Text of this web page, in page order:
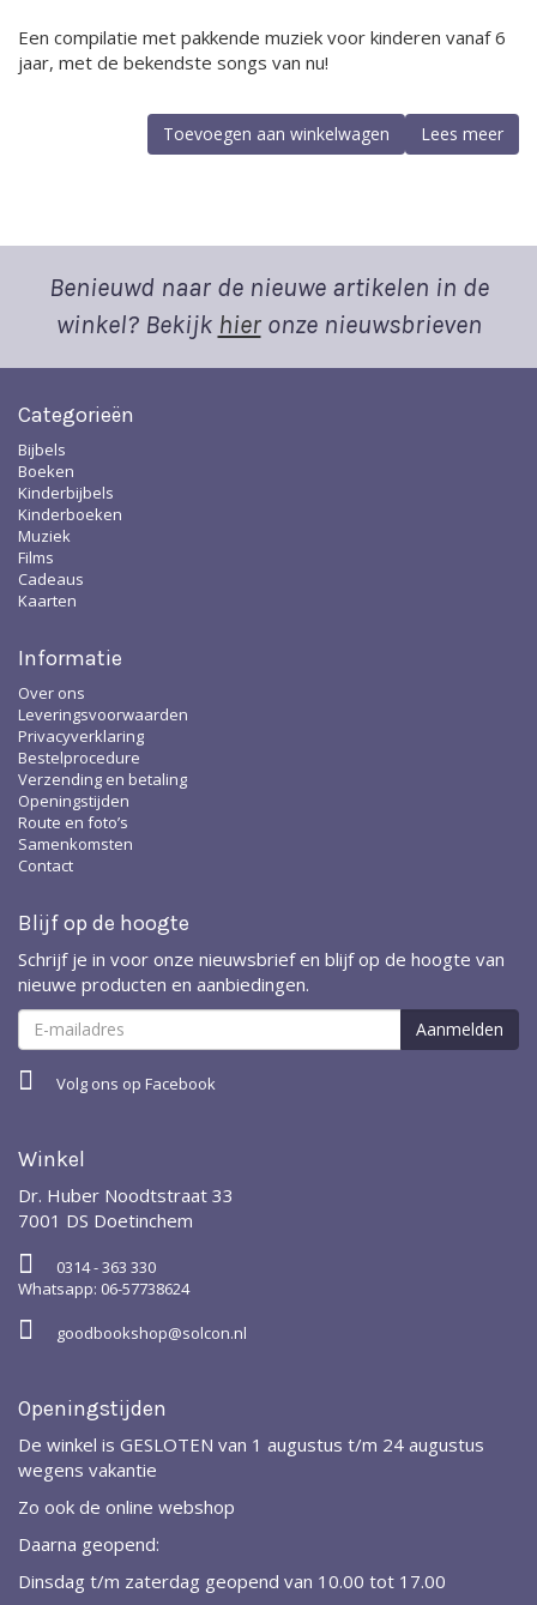
Een compilatie met pakkende muziek voor kinderen vanaf 6
jaar, met de bekendste songs van nu!
Lees meer
Toevoegen aan winkelwagen
Benieuwd naar de nieuwe artikelen in de
winkel? Bekijk hieronze nieuwsbrieven
Categorieën
Bijbels
Boeken
Kinderbijbels
Kinderboeken
Muziek
Films
Cadeaus
Kaarten
Informatie
Over ons
Leveringsvoorwaarden
Privacyverklaring
Bestelprocedure
Verzending en betaling
Openingstijden
Route en foto’s
Samenkomsten
Contact
Blijf op de hoogte
Schrijf je in voor onze nieuwsbrief en blijf op de hoogte van
nieuwe producten en aanbiedingen.
Volg ons op Facebook
Winkel
Dr. Huber Noodtstraat 33
7001 DS Doetinchem
0314 - 363 330
Whatsapp: 06-57738624
goodbookshop@solcon.nl
Openingstijden
De winkel is GESLOTEN van 1 augustus t/m 24 augustus
wegens vakantie
Zo ook de online webshop
Daarna geopend:
Dinsdag t/m zaterdag geopend van 10.00 tot 17.00